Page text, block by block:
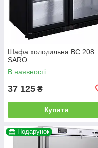
Шафа холодильна BC 208
SARO
В наявності
37 125 ₴
Купити
Подарунок